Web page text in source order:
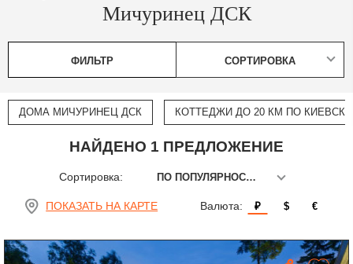
Мичуринец ДСК
ФИЛЬТР СОРТИРОВКА
ДОМА МИЧУРИНЕЦ ДСК КОТТЕДЖИ ДО 20 КМ ПО
НАЙДЕНО 1 ПРЕДЛОЖЕНИЕ
Сортировка: ПО ПОПУЛЯРНОСТИ
ПОКАЗАТЬ НА КАРТЕ Валюта: ₽ $ €